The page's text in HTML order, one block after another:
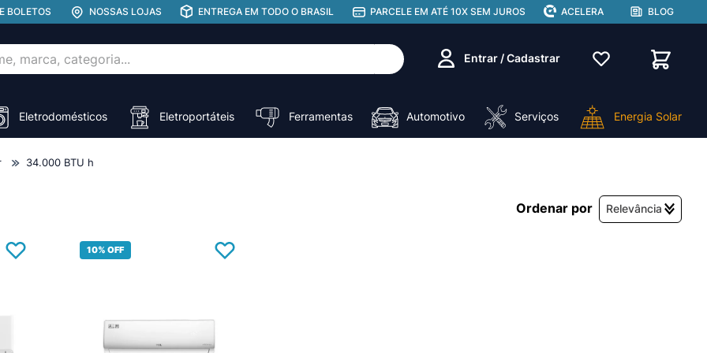
BOLETOS NOSSAS LOJAS ENTREGA EM TODO O BRASIL PARCELE EM ATÉ 10X SEM JUROS ACELERA BLOG
categoria... Entrar / Cadastrar
Eletrodomésticos Eletroportáteis Ferramentas Automotivo Serviços Energia Solar
34.000 BTU h
Relevância
10% OFF